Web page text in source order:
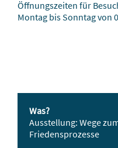
Öffnungszeiten für
Montag bis Sonntag von
Was?
Ausstellung: Wege
Friedensprozesse